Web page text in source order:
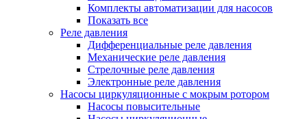
Комплекты автоматизации для насосов
Показать все
Реле давления
Дифференциальные реле давления
Механические реле давления
Стрелочные реле давления
Электронные реле давления
Насосы циркуляционные с мокрым ротором
Насосы повысительные